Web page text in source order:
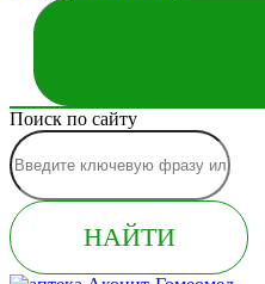
Поиск по сайту
НАЙТИ